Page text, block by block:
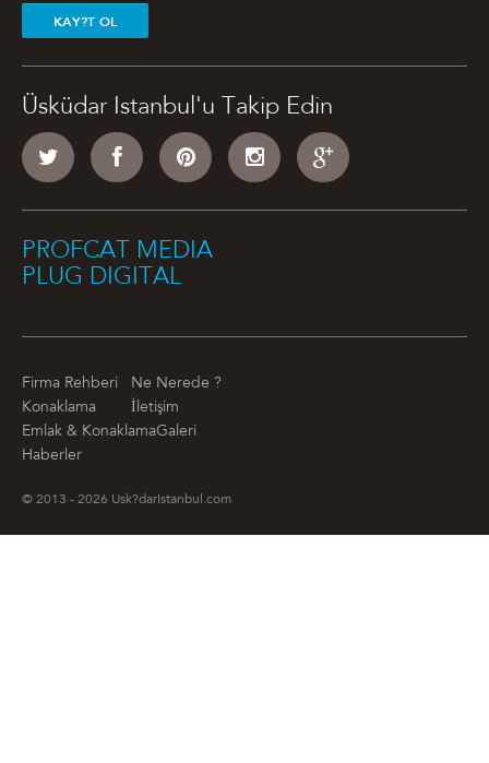
KAY?T OL
Üsküdar Istanbul'u Takip Edin
PROFCAT MEDIA
PLUG DIGITAL
Firma Rehberi
Ne Nerede ?
Konaklama
İletişim
Emlak & KonaklamaGaleri
Haberler
© 2013 - 2026 Usk?darIstanbul.com